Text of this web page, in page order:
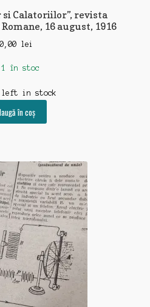
Calatoriilor”, revista
16 august, 1916
lei
1 în stoc
left in stock
în coș